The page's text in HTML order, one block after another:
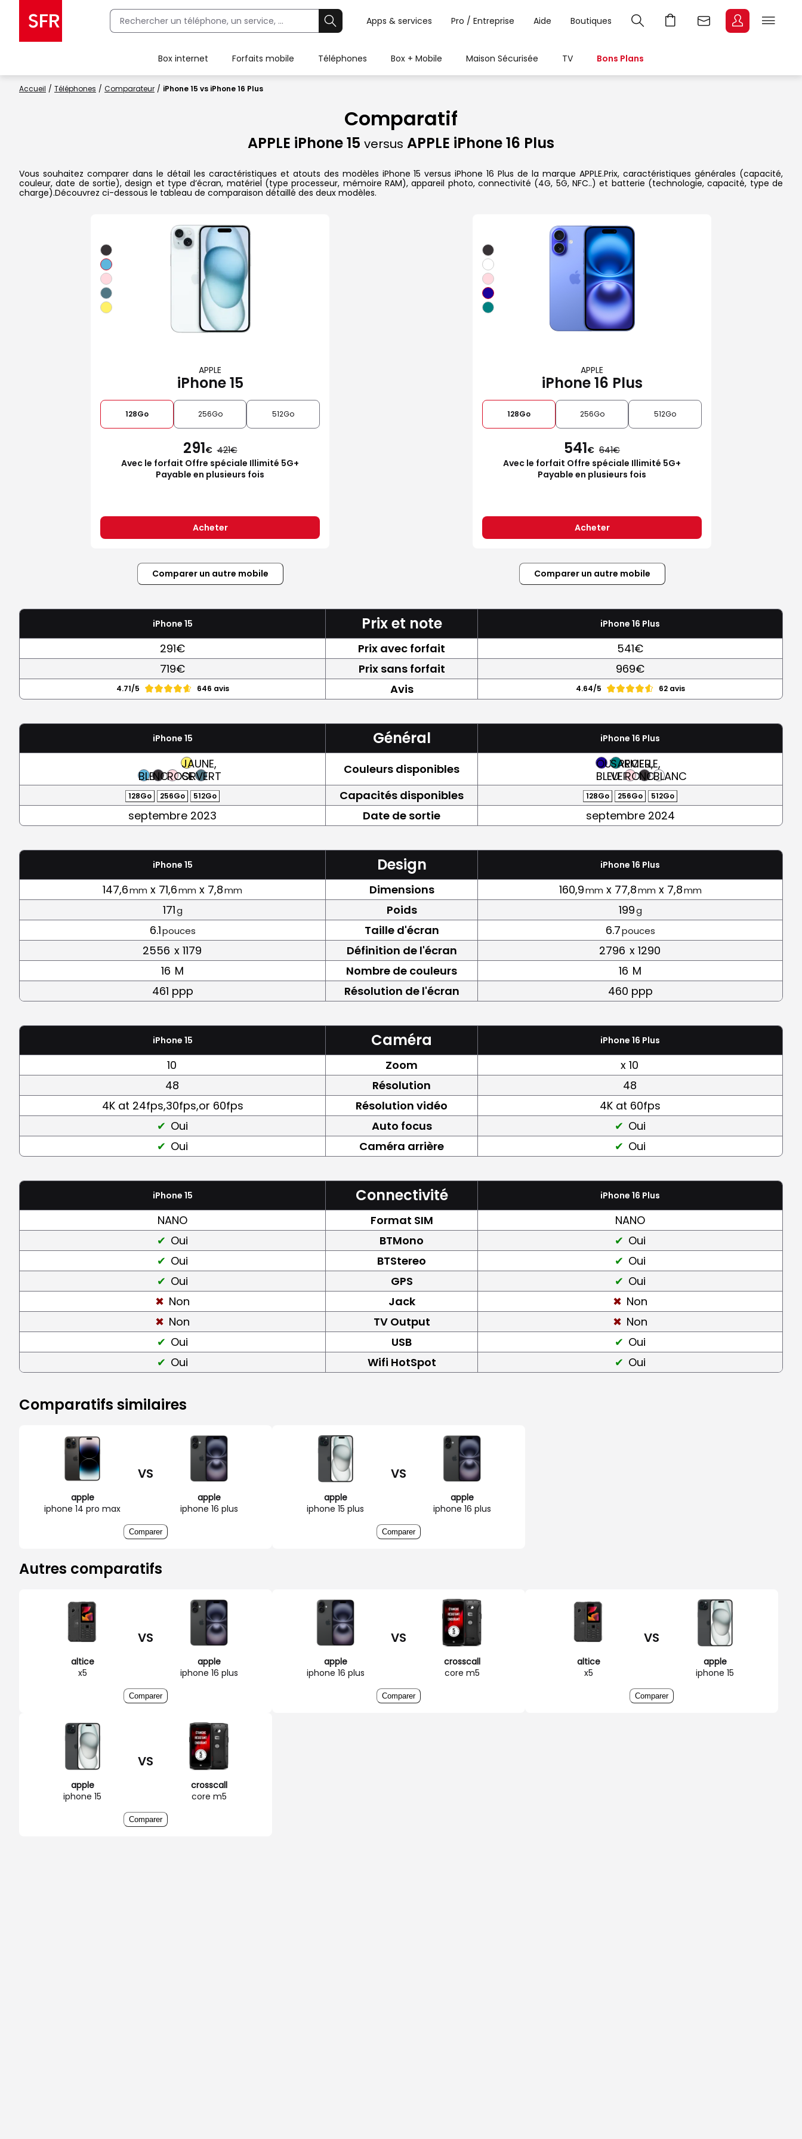
Apps & services Pro / Entreprise Aide Boutiques
Box internet Forfaits mobile Téléphones Box + Mobile Maison Sécurisée TV Bons Plans
Accueil Téléphones Comparateur iPhone 15 vs iPhone 16 Plus
Comparatif
APPLE iPhone 15 versus APPLE iPhone 16 Plus
Vous souhaitez comparer dans le détail les caractéristiques et atouts des modèles iPhone 15 versus iPhone 16 Plus de la marque APPLE.Prix, caractéristiques générales (capacité,
couleur, date de sortie), design et type d’écran, matériel (type processeur, mémoire RAM), appareil photo, connectivité (4G, 5G, NFC..) et batterie (technologie, capacité, type de
charge).Découvrez ci-dessous le tableau de comparaison détaillé des deux modèles.
APPLE
iPhone 15
128Go 256Go 512Go
291€ 421
Avec le forfait Offre spéciale Illimité 5G+
Payable en plusieurs fois
Acheter
APPLE
iPhone 16 Plus
128Go 256Go 512Go
541€ 641
Avec le forfait Offre spéciale Illimité 5G+
Payable en plusieurs fois
Acheter
Comparer un autre mobile Comparer un autre mobile
iPhone 15 Prix et note iPhone 16 Plus
291€ Prix avec forfait
541€
719€
Prix sans forfait 969€
4.71/5 646 avis Avis 4.64/5 62 avis
iPhone 15 Général iPhone 16 Plus
BLEUNOIRROSE
JAUNE,
ORVERT Couleurs disponibles
OUTREMER,
BLEU
SARCELLE,
VERTROSENOIRBLANC
128Go 256Go 512Go Capacités disponibles 128Go 256Go 512Go
septembre 2023 Date de sortie septembre 2024
iPhone 15 Design iPhone 16 Plus
147,6mm x 71,6mm x 7,8mm Dimensions 160,9mm x 77,8mm x 7,8mm
171g Poids 199g
6.1pouces Taille d'écran 6.7pouces
2556 x 1179 Définition de l'écran 2796 x 1290
16 M Nombre de couleurs 16 M
461 ppp
Résolution de l'écran 460 ppp
iPhone 15 Caméra iPhone 16 Plus
10 Zoom
x 10
48
Résolution
48
4K at 24fps,30fps,or 60fps
Résolution vidéo
4K at 60fps
Oui
Auto focus
Oui
Oui
Caméra arrière Oui
iPhone 15 Connectivité iPhone 16 Plus
NANO Format SIM
NANO
Oui
BTMono
Oui
Oui
BTStereo
Oui
Oui
GPS
Oui
Non
Jack
Non
Non
TV Output
Non
Oui
USB
Oui
Oui
Wifi HotSpot Oui
Comparatifs similaires
apple
iphone 14 pro max
VS
apple
iphone 16 plus
Comparer
apple
iphone 15 plus
VS
apple
iphone 16 plus
Comparer
Autres comparatifs
altice
x5
VS
apple
iphone 16 plus
Comparer
apple
iphone 16 plus
VS
crosscall
core m5
Comparer
altice
x5
VS
apple
iphone 15
Comparer
apple
iphone 15
VS
crosscall
core m5
Comparer